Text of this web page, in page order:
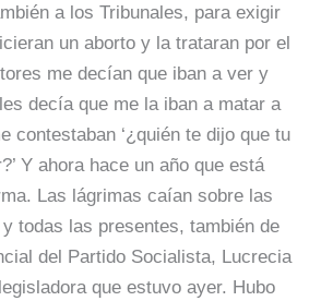
a los Tribunales, para exigir
un aborto y la trataran por el
me decían que iban a ver y
decía que me la iban a matar a
contestaban ‘¿quién te dijo que tu
Y ahora hace un año que está
Las lágrimas caían sobre las
todas las presentes, también de
del Partido Socialista, Lucrecia
que estuvo ayer. Hubo